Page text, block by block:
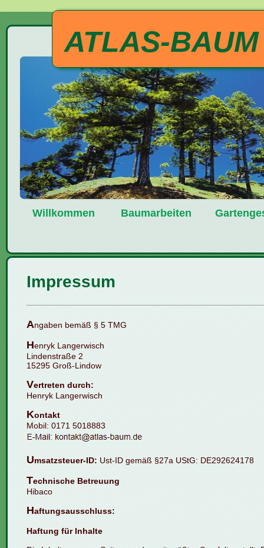
ATLAS-BAUM
Willkommen Baumarbeiten
Impressum
Angaben bemäß § 5 TMG
Henryk Langerwisch
Lindenstraße 2
15295 Groß-Lindow
Vertreten durch:
Henryk Langerwisch
Kontakt
Mobil: 0171 5018883
Umsatzsteuer-ID: Ust-ID gemäß §27a UStG: DE292624178
Technische Betreuung
Hibaco
Haftungsausschluss:
Haftung für Inhalte